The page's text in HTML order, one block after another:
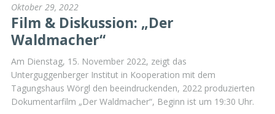
Oktober 29, 2022
Film & Diskussion: „Der
Waldmacher“
Am Dienstag, 15. November 2022, zeigt das
Unterguggenberger Institut in Kooperation mit dem
Tagungshaus Wörgl den beeindruckenden, 2022 produzierten
Dokumentarfilm „Der Waldmacher“, Beginn ist um 19:30 Uhr.